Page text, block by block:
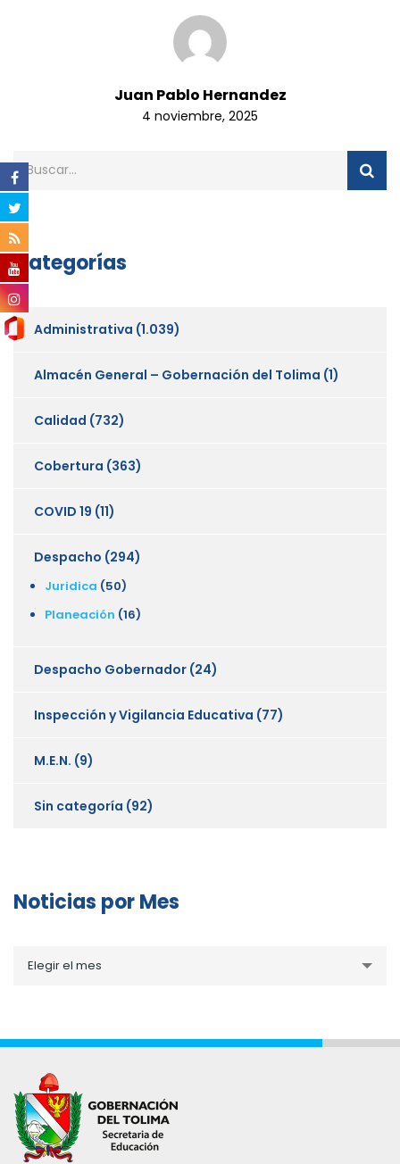
Juan Pablo Hernandez
4 noviembre, 2025
Categorías
Administrativa (1.039)
Almacén General – Gobernación del Tolima (1)
Calidad (732)
Cobertura (363)
COVID 19 (11)
Despacho (294)
Juridica (50)
Planeación (16)
Despacho Gobernador (24)
Inspección y Vigilancia Educativa (77)
M.E.N. (9)
Sin categoría (92)
Noticias por Mes
porElegir el mes